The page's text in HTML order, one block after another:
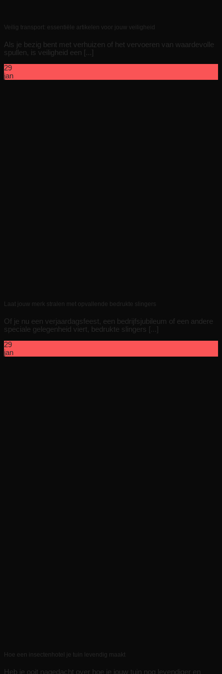
Veilig transport: essentiële artikelen voor jouw veiligheid
Als je bezig bent met verhuizen of het vervoeren van waardevolle
spullen, is veiligheid een [...]
29
jan
Laat jouw merk stralen met opvallende bedrukte slingers
Of je nu een verjaardagsfeest, een bedrijfsjubileum of een andere
speciale gelegenheid viert, bedrukte slingers [...]
29
jan
Hoe een insectenhotel je tuin levendig maakt
Heb je ooit nagedacht over hoe je jouw tuin nog levendiger en